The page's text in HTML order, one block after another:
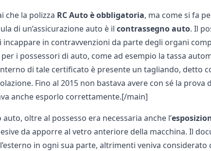
che la polizza RC Auto è obbligatoria, ma come si fa
di un’assicurazione auto è il contrassegnoauto. Il
in contravvenzioni da parte degli organi
i possessori di auto, come ad esempio la tassa
di tale certificato è presente un tagliando, detto
Fino al 2015 non bastava avere con sé la prova
anche esporlo correttamente.[/main]
auto, oltre al possesso era necessaria anche l’
da apporre al vetro anteriore della macchina. Il
in ogni sua parte, altrimenti veniva considerato